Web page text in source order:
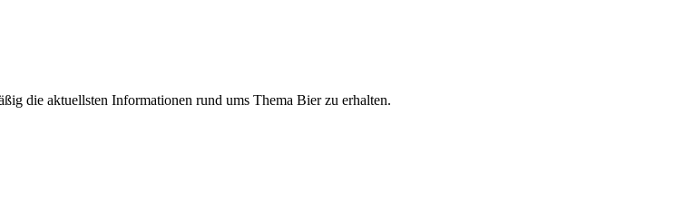
die aktuellsten Informationen rund ums Thema Bier zu erhalten.